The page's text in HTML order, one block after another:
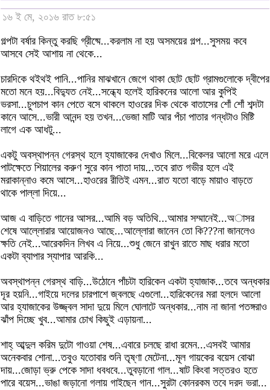
১৬ ই মে, ২০১৬ রাত ৮:৫১
গল্পটা বর্ষার কিন্তু করছি গ্রীষ্মে...করলাম না হয় অসময়ের গল্প...সুসময় কবে
আসবে সেই আশায় না থেকে...
চারদিকে থইথই পানি...পানির মাঝখানে জেগে থাকা ছোট ছোট গ্রামগুলোকে দ্বীপের
মতো মনে হয়...বিদ্যুত নেই...সন্ধ্যে হলেই হারিকনের আলো আর কুপিই
ভরসা...চুপচাপ কান পেতে বসে থাকলে হাওরের দিক থেকে বাতাসের শোঁ শোঁ শব্দটা
কানে আসে...ভারী আনন্দ হয় তখন...ভেজা মাটি আর পঁচা পাতার গন্ধটাও মিষ্টি
লাগে এক আধটু...
একটু অবস্থাপন্ন গেরস্থ হলে হ্যাজাকের দেখাও মিলে...বিকেলর আলো মরে এলে
পাটক্ষেতে শিয়ালের করুণ সুরে কান পাতা দায়...তবে রাত গভীর হলে এই
মরাকান্নাও কমে আসে...হাওরের রীতিই এমন...রাত যতো বাড়ে মায়াও বাড়তে
থাকে পাল্লা দিয়ে...
আজ এ বাড়িতে গানের আসর...আমি বড় অতিথি...আমার সম্মানেই...অাসর
শেষে আল্লোরার আয়োজনও আছে...আল্লোরা জানেন তো কি???না জানলেও
ক্ষতি নেই...আরেকদিন লিখব এ নিয়ে...শুধু জেনে রাখুন রাতে মাছ ধরার মতো
একটা ব্যাপার স্যাপার আরকি...
অবস্থাপন্ন গেরস্থ বাড়ি...উঠোনে পাঁচটা হারিকেন একটা হ্যাজাক...তবে অন্ধকার
দূর হয়নি...গাইয়ে দলের চারপাশে জ্বলছে এগুলো...হারিকেনের মরা হলদে আলো
আর হ্যাজাকের উজ্জ্বল সাদা দুয়ে মিলে ঘোলাটে অন্ধকার...নাম না জানা পতঙ্গরাও
ঝাঁপ দিচ্ছে খুব...আমার চোখ কিছুই এড়ায়না...
শাহ্ আব্দুল করিম দুটো গাওয়া শেষ...এবারে চলছে রাধা রমেন...এসবই আমার
অনেকবার শোনা...তবুও যতোবার শুনি তৃষ্ণা মেটেনা...মূল গায়কের বয়েস বোঝা
দায়...জোড়া ভ্রু পেকে সাদা ধবধবে...তুবড়ানো গাল...ষাট কিংবা সত্তরও হতে
পারে বয়েস...ভাঙা জড়ানো গলায় গাইছেন গান...সুরটা কোনরকম তবে দরদ ভরা...